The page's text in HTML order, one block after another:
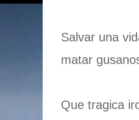
Salvar una
matar
Que tragica